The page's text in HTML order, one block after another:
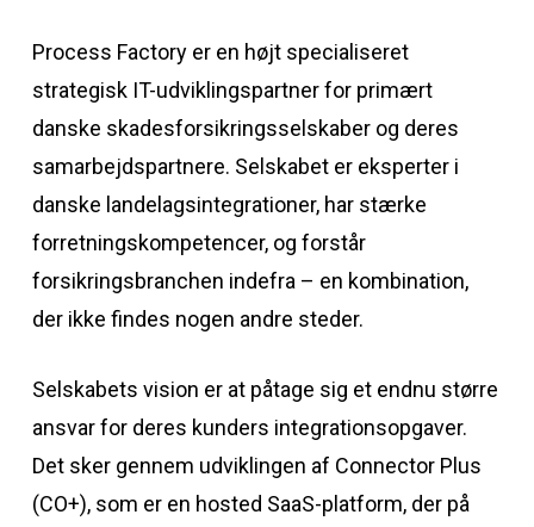
Process Factory er en højt specialiseret
strategisk IT-udviklingspartner for primært
danske skadesforsikringsselskaber og deres
samarbejdspartnere. Selskabet er eksperter i
danske landelagsintegrationer, har stærke
forretningskompetencer, og forstår
forsikringsbranchen indefra – en kombination,
der ikke findes nogen andre steder.
Selskabets vision er at påtage sig et endnu større
ansvar for deres kunders integrationsopgaver.
Det sker gennem udviklingen af Connector Plus
(CO+), som er en hosted SaaS-platform, der på